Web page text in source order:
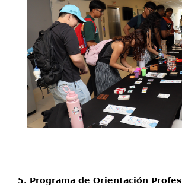
5. Programa de Orientación